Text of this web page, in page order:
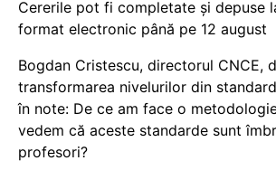
Cererile pot fi completate și depuse
format electronic până pe 12 august
Bogdan Cristescu, directorul CNCE,
transformarea nivelurilor din
în note: De ce am face o
vedem că aceste standarde sunt
profesori?